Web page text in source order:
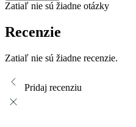
Zatiaľ nie sú žiadne otázky
Recenzie
Zatiaľ nie sú žiadne recenzie.
Pridaj recenziu